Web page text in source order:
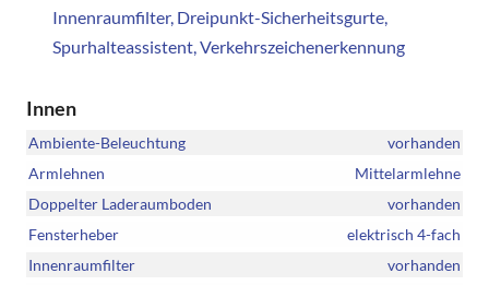
Innenraumfilter, Dreipunkt-Sicherheitsgurte,
Spurhalteassistent, Verkehrszeichenerkennung
Innen
Ambiente-Beleuchtung
vorhanden
Armlehnen
Mittelarmlehne
Doppelter Laderaumboden
vorhanden
Fensterheber
elektrisch 4-fach
Innenraumfilter
vorhanden